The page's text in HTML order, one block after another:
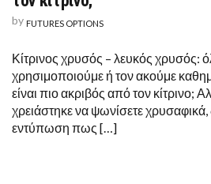
by FUTURES OPTIONS
Κίτρινος χρυσός – λευκός χρυσός:
χρησιμοποιούμε ή τον ακούμε
είναι πιο ακριβός από τον κίτρινο;
χρειάστηκε να ψωνίσετε
εντύπωση πως […]